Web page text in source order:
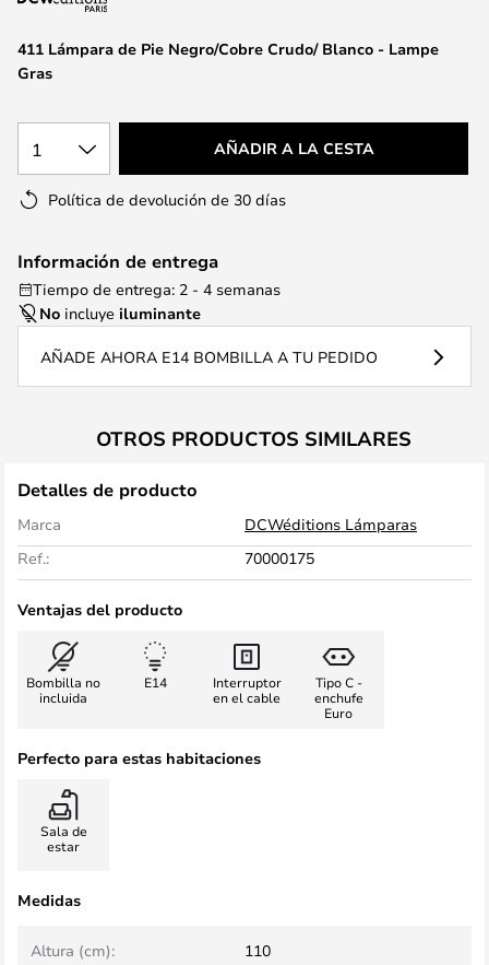
de
imágenes
411 Lámpara de Pie Negro/Cobre Crudo/ Blanco - Lampe
Gras
1 AÑADIR A LA CESTA
Política de devolución de 30 días
Información de entrega
Tiempo de entrega: 2 - 4 semanas
No incluye iluminante
AÑADE AHORA E14 BOMBILLA A TU PEDIDO
OTROS PRODUCTOS SIMILARES
Detalles de producto
Marca
DCWéditions Lámparas
Ref.:
70000175
Ventajas del producto
Bombilla no
incluida
E14
Interruptor
en el cable
Tipo C -
enchufe
Euro
Perfecto para estas habitaciones
Sala de
estar
Medidas
Altura (cm): 110